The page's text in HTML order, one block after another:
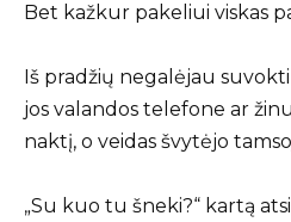
Bet kažkur pakeliui viskas
Iš pradžių negalėjau
jos valandos telefone ar
naktį, o veidas švytėjo
„Su kuo tu šneki?“ kartą